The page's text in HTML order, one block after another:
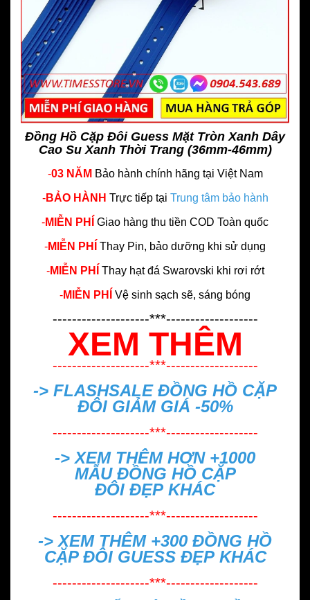
Đồng Hồ Cặp Đôi Guess Mặt Tròn Xanh Dây
Cao Su Xanh Thời Trang (36mm-46mm)
-03 NĂM Bảo hành chính hãng tại Việt Nam
-BẢO HÀNH Trực tiếp tại Trung tâm bảo hành
-MIỄN PHÍ Giao hàng thu tiền COD Toàn quốc
-MIỄN PHÍ Thay Pin, bảo dưỡng khi sử dụng
-MIỄN PHÍ Thay hạt đá Swarovski khi rơi rớt
-MIỄN PHÍ Vệ sinh sạch sẽ, sáng bóng
--------------------***-------------------
XEM THÊM
--------------------***-------------------
-> FLASHSALE ĐỒNG HỒ CẶP
ĐÔI GIẢM GIÁ -50%
--------------------***-------------------
-> XEM THÊM HƠN +1000
MẪU ĐỒNG HỒ CẶP
ĐÔI ĐẸP KHÁC
--------------------***-------------------
-> XEM THÊM +300 ĐỒNG HỒ
CẶP ĐÔI GUESS ĐẸPKHÁC
--------------------***-------------------